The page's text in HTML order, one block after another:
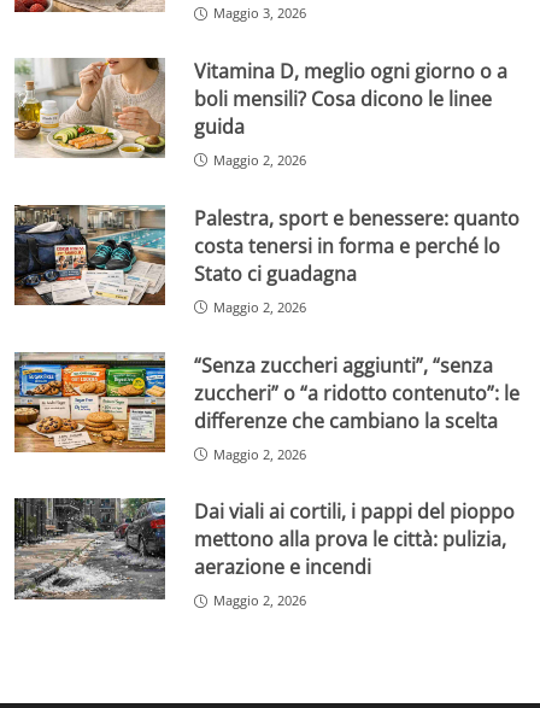
Maggio 3, 2026
Vitamina D, meglio ogni giorno o a
boli mensili? Cosa dicono le linee
guida
Maggio 2, 2026
Palestra, sport e benessere: quanto
costa tenersi in forma e perché lo
Stato ci guadagna
Maggio 2, 2026
“Senza zuccheri aggiunti”, “senza
zuccheri” o “a ridotto contenuto”: le
differenze che cambiano la scelta
Maggio 2, 2026
Dai viali ai cortili, i pappi del pioppo
mettono alla prova le città: pulizia,
aerazione e incendi
Maggio 2, 2026